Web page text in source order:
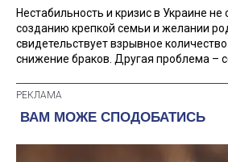
Нестабильность и кризис в Украине не
созданию крепкой семьи и желании
свидетельствует взрывное
снижение браков. Другая проблема –